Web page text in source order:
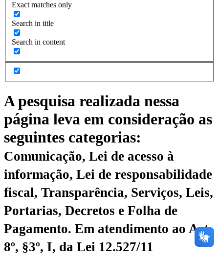
Exact matches only
Search in title
Search in content
A pesquisa realizada nessa
página leva em consideração as
seguintes categorias:
Comunicação, Lei de acesso à
informação, Lei de responsabilidade
fiscal, Transparência, Serviços, Leis,
Portarias, Decretos e Folha de
Pagamento. Em atendimento ao Art.
8º, §3º, I, da Lei 12.527/11